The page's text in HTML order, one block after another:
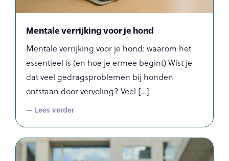
Mentale verrijking voor je hond
Mentale verrijking voor je hond: waarom het
essentieel is (en hoe je ermee begint) Wist je
dat veel gedragsproblemen bij honden
ontstaan door verveling? Veel
— Lees verder